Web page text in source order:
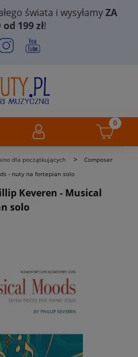
świata i wysyłamyZA
199 zł!
dla początkujących >
Composer
- nuty na fortepian solo
Keveren - Musical
solo